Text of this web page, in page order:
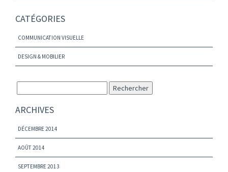
CATÉGORIES
COMMUNICATION VISUELLE
DESIGN & MOBILIER
ARCHIVES
DÉCEMBRE 2014
AOÛT 2014
SEPTEMBRE 2013